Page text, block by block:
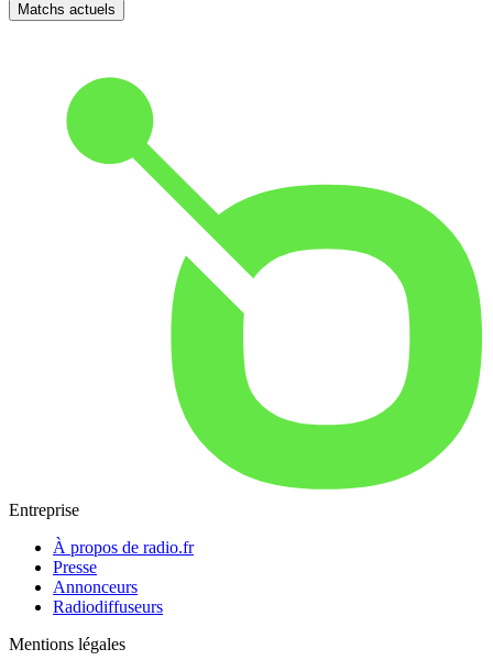
Matchs actuels
Entreprise
À propos de radio.fr
Presse
Annonceurs
Radiodiffuseurs
Mentions légales